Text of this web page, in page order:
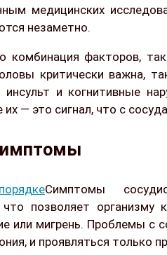
медицинских
незаметно.
факторов,
критически важна,
и когнитивные
— это сигнал, что с
Симптомы
позволяет организму
или мигрень. Проблемы с
и проявляться только